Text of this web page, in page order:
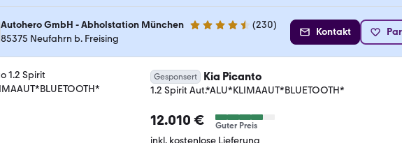
Autohero GmbH - Abholstation München 4.4 Sterne (230)
85375 Neufahrn b. Freising
Kontakt
Gesponsert Kia Picanto
1.2 Spirit Aut.*ALU*KLIMAAUT*BLUETOOTH*
12.010 € Guter Preis
inkl. kostenlose Lieferung